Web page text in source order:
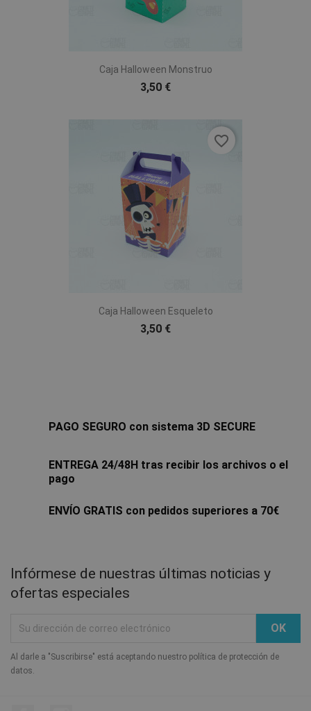
Caja Halloween Monstruo
3,50 €
Caja Halloween Esqueleto
3,50 €
favorite_border
PAGO SEGURO con sistema 3D SECURE
ENTREGA 24/48H tras recibir los archivos o el
pago
ENVÍO GRATIS con pedidos superiores a 70€
Infórmese de nuestras últimas noticias y
ofertas especiales
Al darle a "Suscribirse" está aceptando nuestro política de protección de
datos.